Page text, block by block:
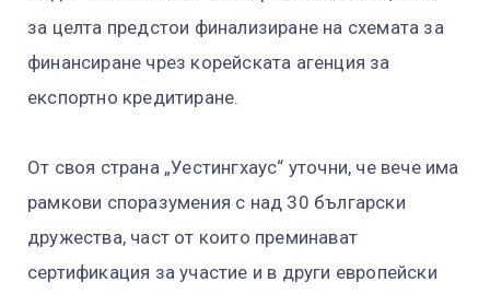
за целта предстои финализиране на схемата за
финансиране чрез корейската агенция за
експортно кредитиране.
От своя страна „Уестингхаус“ уточни, че вече има
рамкови споразумения с над 30 български
дружества, част от които преминават
сертификация за участие и в други европейски